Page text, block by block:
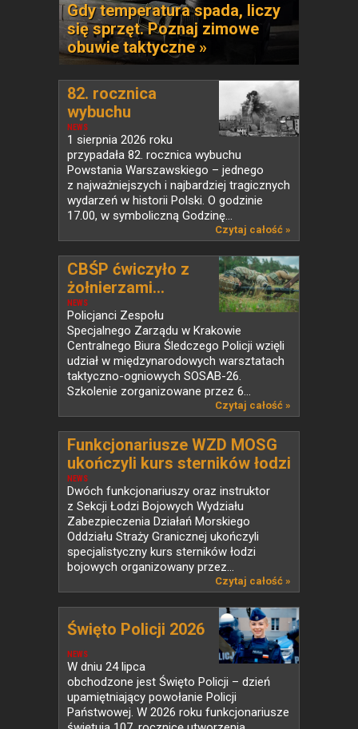
Gdy temperatura spada, liczy
się sprzęt. Poznaj zimowe
obuwie taktyczne »
NEWS
82. rocznica
wybuchu
Powstania...
1 sierpnia 2026 roku
przypadała 82. rocznica wybuchu
Powstania Warszawskiego – jednego
z najważniejszych i najbardziej tragicznych
wydarzeń w historii Polski. O godzinie
17.00, w symboliczną Godzinę...
Czytaj całość »
NEWS
CBŚP ćwiczyło z
żołnierzami...
Policjanci Zespołu
Specjalnego Zarządu w Krakowie
Centralnego Biura Śledczego Policji wzięli
udział w międzynarodowych warsztatach
taktyczno-ogniowych SOSAB-26.
Szkolenie zorganizowane przez 6...
Czytaj całość »
NEWS
Funkcjonariusze WZD MOSG
ukończyli kurs sterników łodzi
bojowych
Dwóch funkcjonariuszy oraz instruktor
z Sekcji Łodzi Bojowych Wydziału
Zabezpieczenia Działań Morskiego
Oddziału Straży Granicznej ukończyli
specjalistyczny kurs sterników łodzi
bojowych organizowany przez...
Czytaj całość »
NEWS
Święto Policji 2026
W dniu 24 lipca
obchodzone jest Święto Policji – dzień
upamiętniający powołanie Policji
Państwowej. W 2026 roku funkcjonariusze